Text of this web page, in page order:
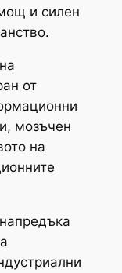
и силен
от
мозъчен
на